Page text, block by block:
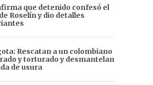
que detenido confesó el
Roselín y dio detalles
Rescatan a un colombiano
y torturado y desmantelan
de usura